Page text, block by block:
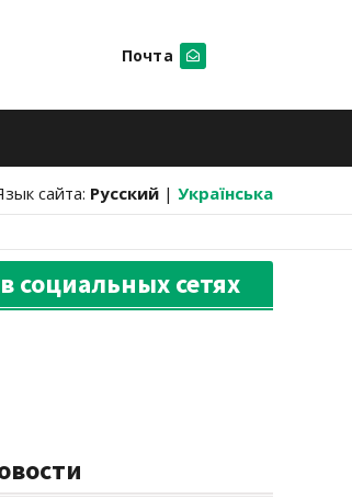
Почта
сайта: Русский | Українська
социальных сетях